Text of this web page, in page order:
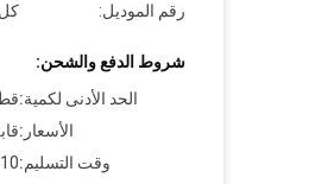
رقم الموديل:
كل-
شروط الدفع والشحن:
الحد الأدنى لكمية:
الأسعار:
وقت التسليم:7-10